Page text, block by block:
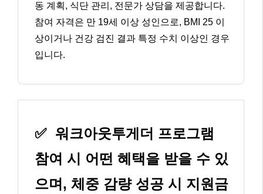
동 계획, 식단 관리, 전문가 상담을 제공합니다.
참여 자격은 만 19세 이상 성인으로, BMI 25 이
상이거나 건강 검진 결과 특정 수치 이상인 경우
입니다.
✅ 워크아웃투게더 프로그램
참여 시 어떤 혜택을 받을 수 있
으며, 체중 감량 성공 시 지원금